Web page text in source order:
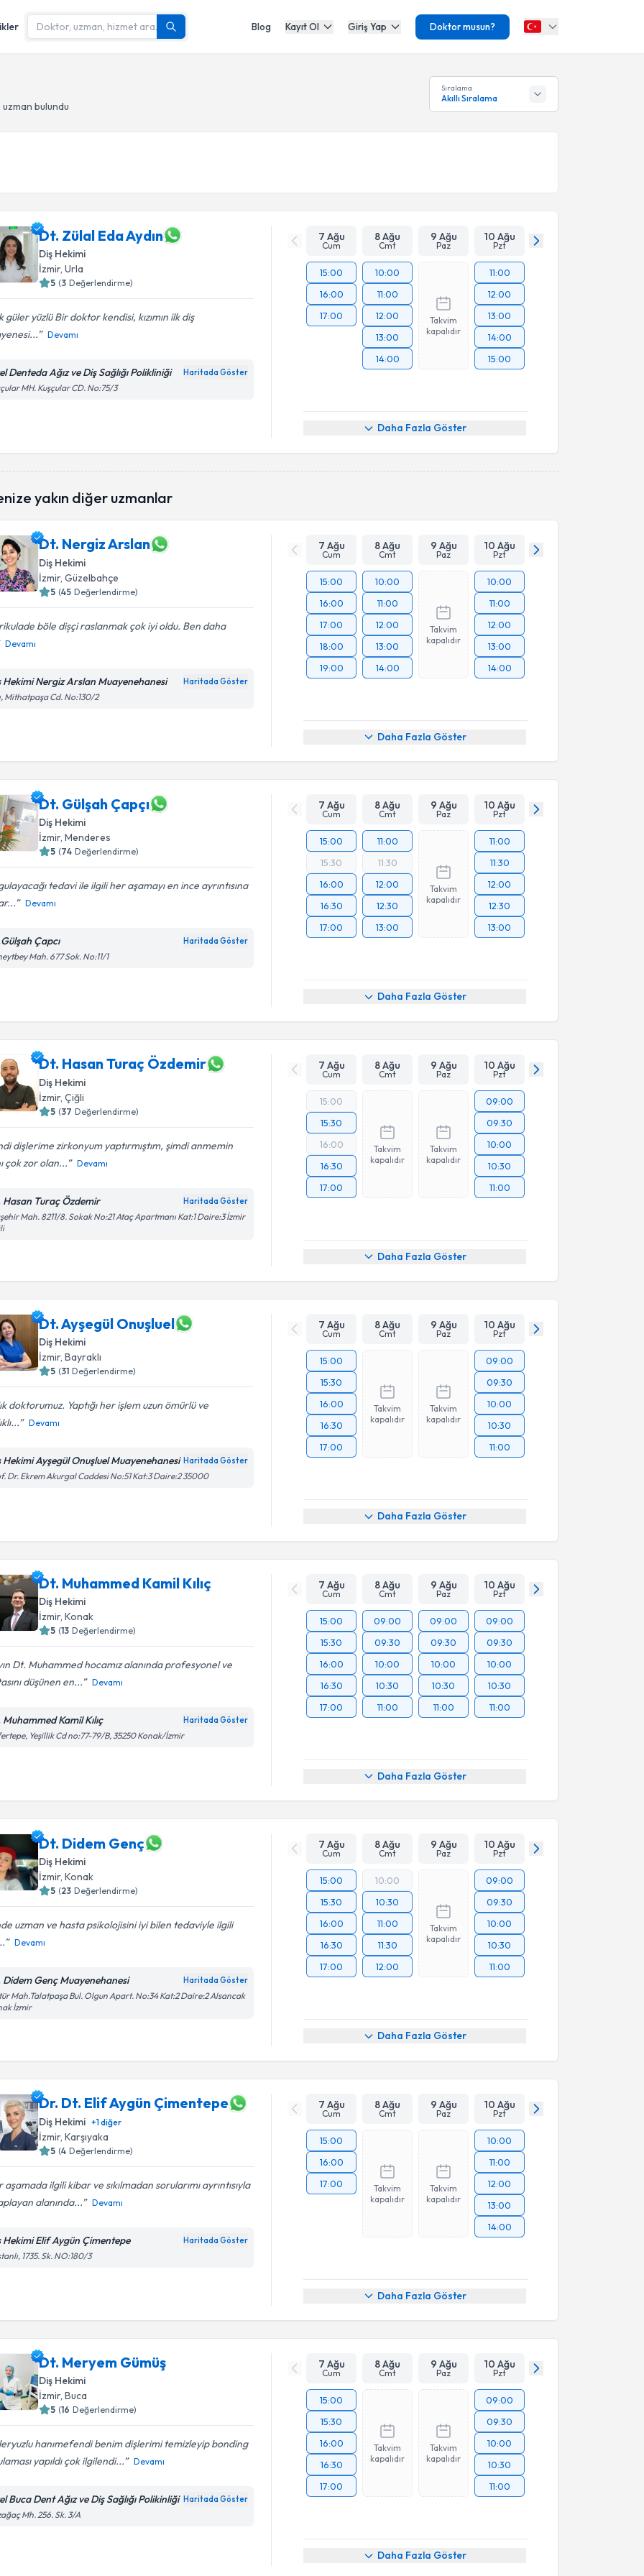
Blog Kayıt Ol Giriş Yap Doktor musun?
bulundu
Sıralama
Akıllı Sıralama
Dt. Zülal Eda Aydın
Diş Hekimi
İzmir, Urla
5 (3 Değerlendirme)
güler yüzlü Bir doktor kendisi, kızımın ilk diş
Devamı
Denteda Ağız ve Diş Sağlığı Polikliniği Haritada Göster
MH. Kuşçular CD. No:75/3
7 Ağu
Cum
8 Ağu
Cmt
9 Ağu
Paz
10 Ağu
Pzt
15:00
16:00
17:00
10:00
11:00
12:00
13:00
14:00
Takvim
kapalıdır
11:00
12:00
13:00
14:00
15:00
Daha Fazla Göster
yakın diğer uzmanlar
Dt. Nergiz Arslan
Diş Hekimi
İzmir, Güzelbahçe
5 (45 Değerlendirme)
böle dișçi raslanmak çok iyi oldu. Ben daha
Devamı
Hekimi Nergiz Arslan Muayenehanesi Haritada Göster
Mithatpaşa Cd. No:130/2
7 Ağu
Cum
8 Ağu
Cmt
9 Ağu
Paz
10 Ağu
Pzt
15:00
16:00
17:00
18:00
19:00
10:00
11:00
12:00
13:00
14:00
Takvim
kapalıdır
10:00
11:00
12:00
13:00
14:00
Daha Fazla Göster
Dt. Gülşah Çapçı
Diş Hekimi
İzmir, Menderes
5 (74 Değerlendirme)
tedavi ile ilgili her aşamayı en ince ayrıntısına
Devamı
Çapcı Haritada Göster
Mah. 677 Sok. No:11/1
7 Ağu
Cum
8 Ağu
Cmt
9 Ağu
Paz
10 Ağu
Pzt
15:00
15:30
16:00
16:30
17:00
11:00
11:30
12:00
12:30
13:00
Takvim
kapalıdır
11:00
11:30
12:00
12:30
13:00
Daha Fazla Göster
Dt. Hasan Turaç Özdemir
Diş Hekimi
İzmir, Çiğli
5 (37 Değerlendirme)
dişlerime zirkonyum yaptırmıştım, şimdi anmemin
çok zor olan...
Devamı
Hasan Turaç Özdemir Haritada Göster
Mah. 8211/8. Sokak No:21 Ataç Apartmanı Kat:1 Daire:3 İzmir
7 Ağu
Cum
8 Ağu
Cmt
9 Ağu
Paz
10 Ağu
Pzt
15:00
15:30
16:00
16:30
17:00
Takvim
kapalıdır
Takvim
kapalıdır
09:00
09:30
10:00
10:30
11:00
Daha Fazla Göster
Dt. Ayşegül Onuşluel
Diş Hekimi
İzmir, Bayraklı
5 (31 Değerlendirme)
doktorumuz. Yaptığı her işlem uzun ömürlü ve
Devamı
Hekimi Ayşegül Onuşluel Muayenehanesi Haritada Göster
Dr. Ekrem Akurgal Caddesi No:51 Kat:3 Daire:2 35000
7 Ağu
Cum
8 Ağu
Cmt
9 Ağu
Paz
10 Ağu
Pzt
15:00
15:30
16:00
16:30
17:00
Takvim
kapalıdır
Takvim
kapalıdır
09:00
09:30
10:00
10:30
11:00
Daha Fazla Göster
Dt. Muhammed Kamil Kılıç
Diş Hekimi
İzmir, Konak
5 (13 Değerlendirme)
Dt. Muhammed hocamız alanında profesyonel ve
düşünen en...
Devamı
Muhammed Kamil Kılıç Haritada Göster
Yeşillik Cd no:77-79/B, 35250 Konak/İzmir
7 Ağu
Cum
8 Ağu
Cmt
9 Ağu
Paz
10 Ağu
Pzt
15:00
15:30
16:00
16:30
17:00
09:00
09:30
10:00
10:30
11:00
09:00
09:30
10:00
10:30
11:00
09:00
09:30
10:00
10:30
11:00
Daha Fazla Göster
Dt. Didem Genç
Diş Hekimi
İzmir, Konak
5 (23 Değerlendirme)
uzman ve hasta psikolojisini iyi bilen tedaviyle ilgili
Devamı
Didem Genç Muayenehanesi Haritada Göster
Mah.Talatpaşa Bul. Olgun Apart. No:34 Kat:2 Daire:2 Alsancak
İzmir
7 Ağu
Cum
8 Ağu
Cmt
9 Ağu
Paz
10 Ağu
Pzt
15:00
15:30
16:00
16:30
17:00
10:00
10:30
11:00
11:30
12:00
Takvim
kapalıdır
09:00
09:30
10:00
10:30
11:00
Daha Fazla Göster
Dr. Dt. Elif Aygün Çimentepe
Diş Hekimi +1diğer
İzmir, Karşıyaka
5 (4 Değerlendirme)
aşamada ilgili kibar ve sıkılmadan sorularımı ayrıntısıyla
alanında...
Devamı
Hekimi Elif Aygün Çimentepe Haritada Göster
1735. Sk. NO:180/3
7 Ağu
Cum
8 Ağu
Cmt
9 Ağu
Paz
10 Ağu
Pzt
15:00
16:00
17:00
Takvim
kapalıdır
Takvim
kapalıdır
10:00
11:00
12:00
13:00
14:00
Daha Fazla Göster
Dt. Meryem Gümüş
Diş Hekimi
İzmir, Buca
5 (16 Değerlendirme)
hanımefendi benim dişlerimi temizleyip bonding
yapıldı çok ilgilendi...
Devamı
Buca Dent Ağız ve Diş Sağlığı Polikinliği Haritada Göster
Mh. 256. Sk. 3/A
7 Ağu
Cum
8 Ağu
Cmt
9 Ağu
Paz
10 Ağu
Pzt
15:00
15:30
16:00
16:30
17:00
Takvim
kapalıdır
Takvim
kapalıdır
09:00
09:30
10:00
10:30
11:00
Daha Fazla Göster